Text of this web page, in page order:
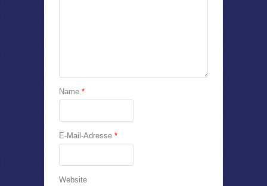
Name *
E-Mail-Adresse *
Website